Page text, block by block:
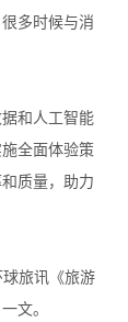
多时候与消
和人工智能
全面体验策
质量，助力
球旅讯《旅游
文。